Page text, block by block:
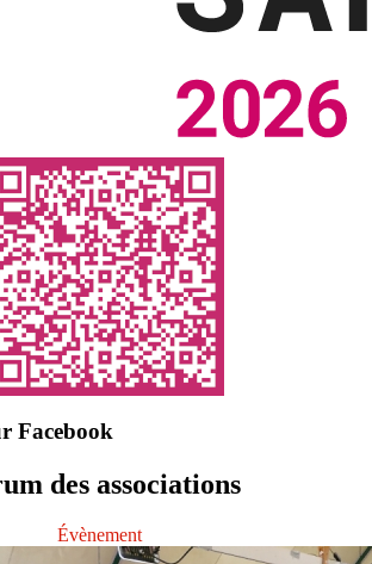
Facebook
des associations
Évènement